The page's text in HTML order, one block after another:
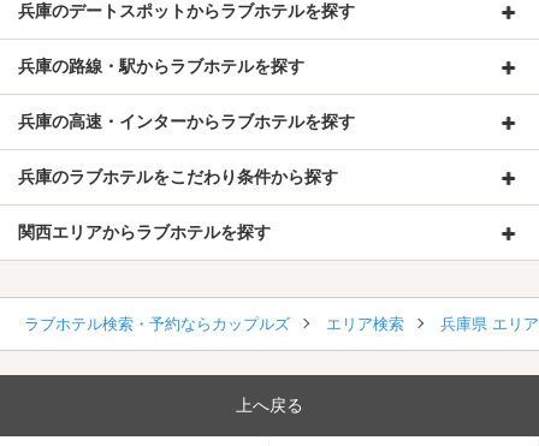
兵庫のデートスポットからラブホテルを探す
兵庫の路線・駅からラブホテルを探す
兵庫の高速・インターからラブホテルを探す
兵庫のラブホテルをこだわり条件から探す
関西エリアからラブホテルを探す
ラブホテル検索・予約ならカップルズ エリア検索 兵庫県 エリ
上へ戻る